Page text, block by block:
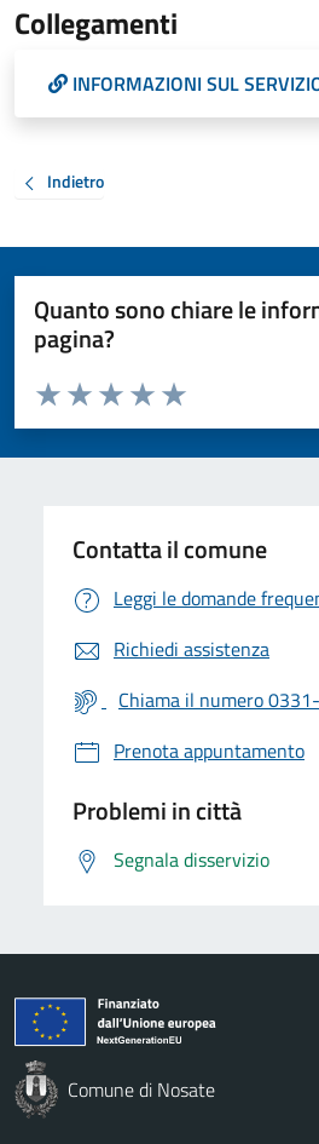
Collegamenti
INFORMAZIONI SUL
Indietro
Quanto sono chiare le
pagina?
Valuta da 1 a 5 stelle la pagina
Valuta 5 stelle su 5
Valuta 4 stelle su 5
Valuta 3 stelle su 5
Valuta 2 stelle su 5
Valuta 1 stelle su 5
Contatta il comune
Leggi le domande
Richiedi assistenza
Chiama il numero
Prenota appuntamento
Problemi in città
Segnala disservizio
Comune di Nosate